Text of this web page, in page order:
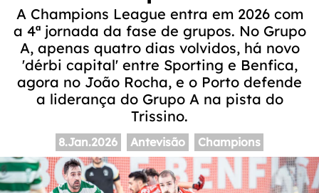
A Champions League entra em 2026 com
a 4ª jornada da fase de grupos. No Grupo
A, apenas quatro dias volvidos, há novo
'dérbi capital' entre Sporting e Benfica,
agora no João Rocha, e o Porto defende
a liderança do Grupo A na pista do
Trissino.
8.Jan.2026 Antevisão Champions